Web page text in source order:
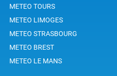
METEO TOURS
METEO LIMOGES
METEO STRASBOURG
METEO BREST
METEO LE MANS